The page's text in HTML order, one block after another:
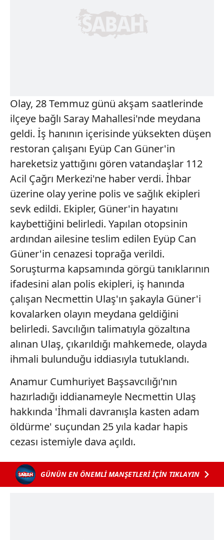
Olay, 28 Temmuz günü akşam saatlerinde
ilçeye bağlı Saray Mahallesi'nde meydana
geldi. İş hanının içerisinde yüksekten düşen
restoran çalışanı Eyüp Can Güner'in
hareketsiz yattığını gören vatandaşlar 112
Acil Çağrı Merkezi'ne haber verdi. İhbar
üzerine olay yerine polis ve sağlık ekipleri
sevk edildi. Ekipler, Güner'in hayatını
kaybettiğini belirledi. Yapılan otopsinin
ardından ailesine teslim edilen Eyüp Can
Güner'in cenazesi toprağa verildi.
Soruşturma kapsamında görgü tanıklarının
ifadesini alan polis ekipleri, iş hanında
çalışan Necmettin Ulaş'ın şakayla Güner'i
kovalarken olayın meydana geldiğini
belirledi. Savcılığın talimatıyla gözaltına
alınan Ulaş, çıkarıldığı mahkemede, olayda
ihmali bulunduğu iddiasıyla tutuklandı.
Anamur Cumhuriyet Başsavcılığı'nın
hazırladığı iddianameyle Necmettin Ulaş
hakkında 'İhmali davranışla kasten adam
öldürme' suçundan 25 yıla kadar hapis
cezası istemiyle dava açıldı.
GÜNÜN EN ÖNEMLİ MANŞETLERİ İÇİN TIKLAYIN